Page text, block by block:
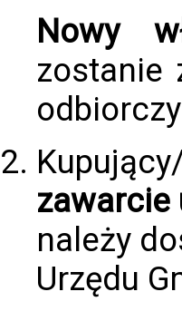
Nowy
zostanie
zawarcie
należy
Urzędu